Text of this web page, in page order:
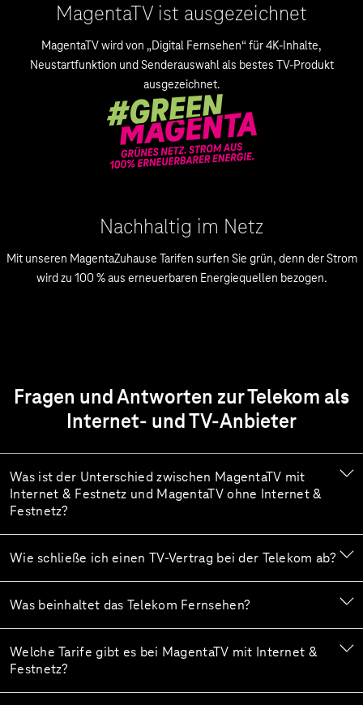
MagentaTV ist ausgezeichnet
MagentaTV wird von „Digital Fernsehen“ für 4K-Inhalte,
Neustartfunktion und Senderauswahl als bestes TV-Produkt
ausgezeichnet.
Nachhaltig im Netz
Mit unseren MagentaZuhause Tarifen surfen Sie grün, denn der Strom
wird zu 100 % aus erneuerbaren Energiequellen bezogen.
Fragen und Antworten zur Telekom als
Internet- und TV-Anbieter
Was ist der Unterschied zwischen MagentaTV mit
Internet & Festnetz und MagentaTV ohne Internet &
Festnetz?
Wie schließe ich einen TV-Vertrag bei der Telekom ab?
Was beinhaltet das Telekom Fernsehen?
Welche Tarife gibt es bei MagentaTV mit Internet &
Festnetz?